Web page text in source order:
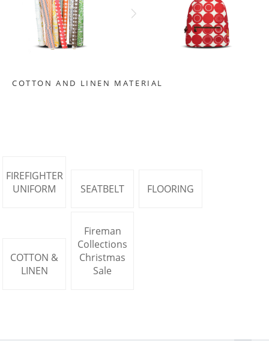
COTTON AND LINEN MATERIAL
FIREFIGHTER
UNIFORM
SEATBELT FLOORING
COTTON &
LINEN
Fireman
Collections
Christmas
Sale